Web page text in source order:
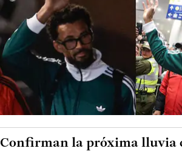
Confirman la próxima lluvia